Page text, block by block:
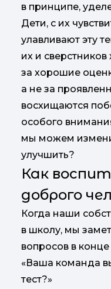
в принципе,
Дети, с их
улавливают эту
их и
за хорошие
а не за
восхищаются
особого
мы можем
улучшить?
Как
доброго
Когда наши
в школу, мы
вопросов в
«Ваша команда
тест?»